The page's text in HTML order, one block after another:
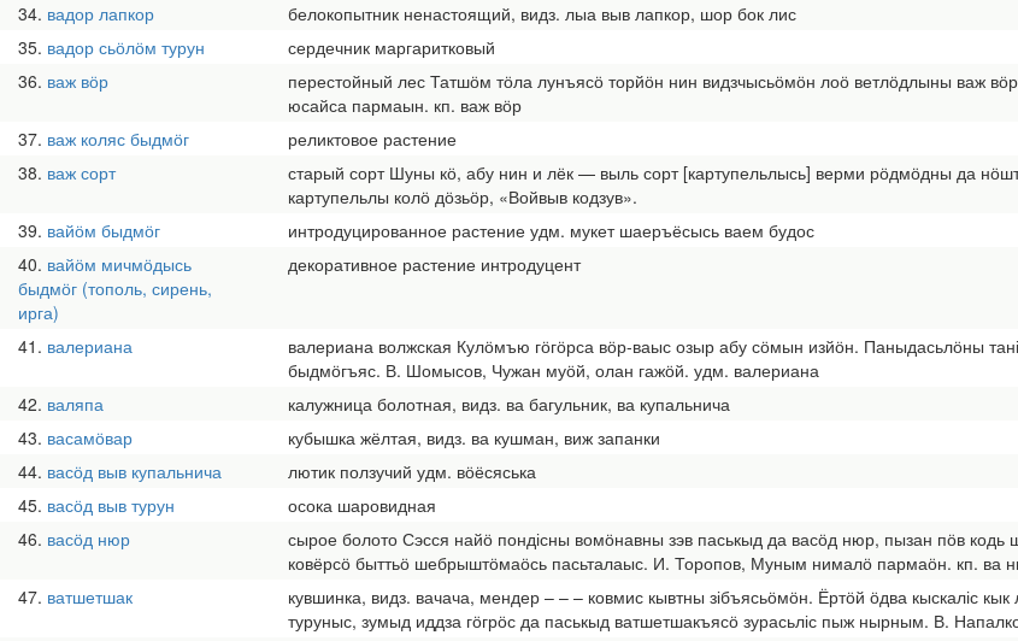
34 вадор лапкор
белокопытник ненастоящий, видз. лыа выв лапкор, шор бок лис
35 вадор сьӧлӧм турун
сердечник маргаритковый
36 важ вӧр
перестойный лес Татшӧм тӧла лунъясӧ торйӧн нин видзчысьӧмӧн лоӧ ветлӧдлыны важ
юсайса пармаын. кп. важ вӧр
37 важ коляс быдмӧг
реликтовое растение
38 важ сорт
старый сорт Шуны кӧ, абу нин и лёк — выль сорт [картупельлысь] верми рӧдмӧдны да
картупельлы колӧ дӧзьӧр, «Войвыв кодзув».
39 вайӧм быдмӧг
интродуцированное растение удм. мукет шаеръёсысь ваем будос
40 вайӧм мичмӧдысь
быдмӧг (тополь, сирень,
ирга)
декоративное растение интродуцент
41 валериана
валериана волжская Кулӧмъю гӧгӧрса вӧр-ваыс озыр абу сӧмын изйӧн. Паныдасьлӧны
быдмӧгъяс. В. Шомысов, Чужан муӧй, олан гажӧй. удм. валериана
42 валяпа
калужница болотная, видз. ва багульник, ва купальнича
43 васамӧвар
кубышка жёлтая, видз. ва кушман, виж запанки
44 васӧд выв купальнича
лютик ползучий удм. вӧёсяська
45 васӧд выв турун
осока шаровидная
46 васӧд нюр
сырое болото Сэсся найӧ пондісны вомӧнавны зэв паськыд да васӧд нюр, пызан пӧв
ковёрсӧ быттьӧ шебрыштӧмаӧсь пасьталаыс. И. Торопов, Муным нималӧ пармаӧн. кп. ва
47 ватшетшак
кувшинка, видз. вачача, мендер – – – ковмис кывтны зібъясьӧмӧн. Ёртӧй ӧдва кыскаліс
туруныс, зумыд иддза гӧгрӧс да паськыд ватшетшакъясӧ зурасьліс пыж нырным. В.